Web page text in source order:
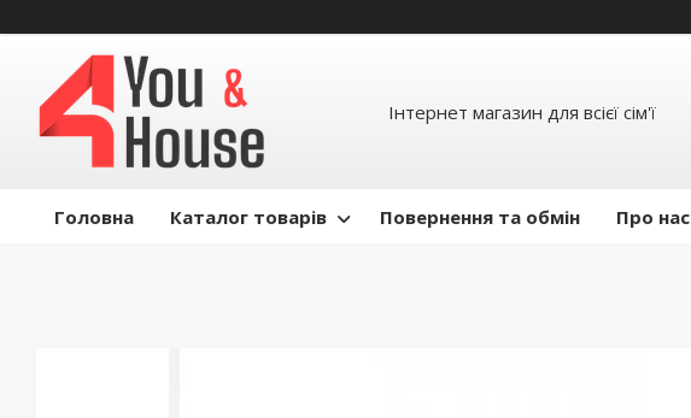
Інтернет магазин для всієї сім'ї
Головна Каталог товарів Повернення та обмін Про нас